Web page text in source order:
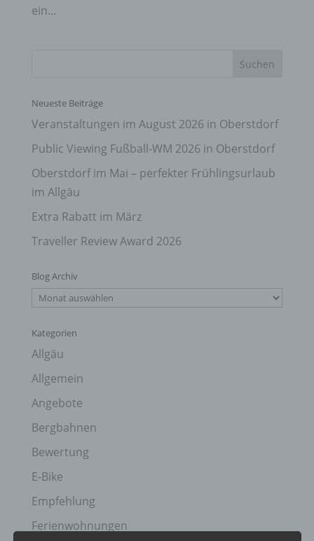
ein...
Neueste Beiträge
Veranstaltungen im August 2026 in Oberstdorf
Public Viewing Fußball-WM 2026 in Oberstdorf
Oberstdorf im Mai – perfekter Frühlingsurlaub
im Allgäu
Extra Rabatt im März
Traveller Review Award 2026
Blog Archiv
Blog
Kategorien
Allgäu
Allgemein
Angebote
Bergbahnen
Bewertung
E-Bike
Empfehlung
Ferienwohnungen